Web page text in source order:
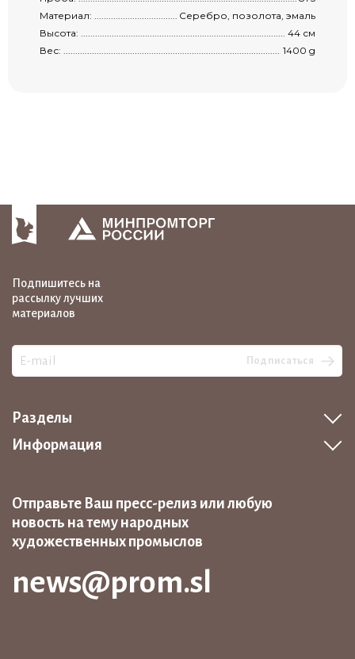
Материал:
Серебро, позолота, эмаль
Высота:
44 см
Вес:
1400 g
Подпишитесь на
рассылку лучших
материалов
Подписаться
Разделы
Информация
Отправьте Ваш пресс-релиз или любую
новость на тему народных
художественных промыслов
news@prom.sl